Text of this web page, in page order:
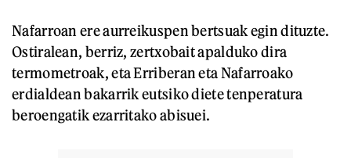
Nafarroan ere aurreikuspen bertsuak egin dituzte.
Ostiralean, berriz, zertxobait apalduko dira
termometroak, eta Erriberan eta Nafarroako
erdialdean bakarrik eutsiko diete tenperatura
beroengatik ezarritako abisuei.